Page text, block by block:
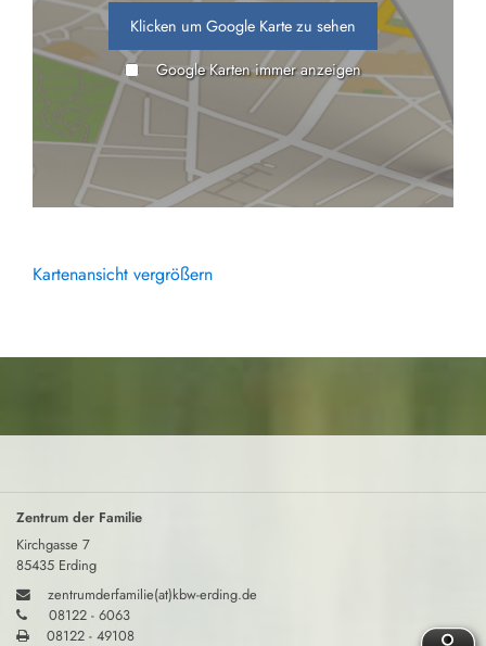
Klicken um Google Karte zu sehen
Google Karten immer anzeigen
Kartenansicht vergrößern
Zentrum der Familie
Kirchgasse 7
85435 Erding
zentrumderfamilie(at)kbw-erding.de
08122 - 6063
08122 - 49108